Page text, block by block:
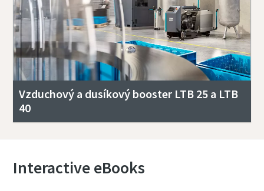
Vzduchový a dusíkový booster LTB 25 a LTB
40
Interactive eBooks